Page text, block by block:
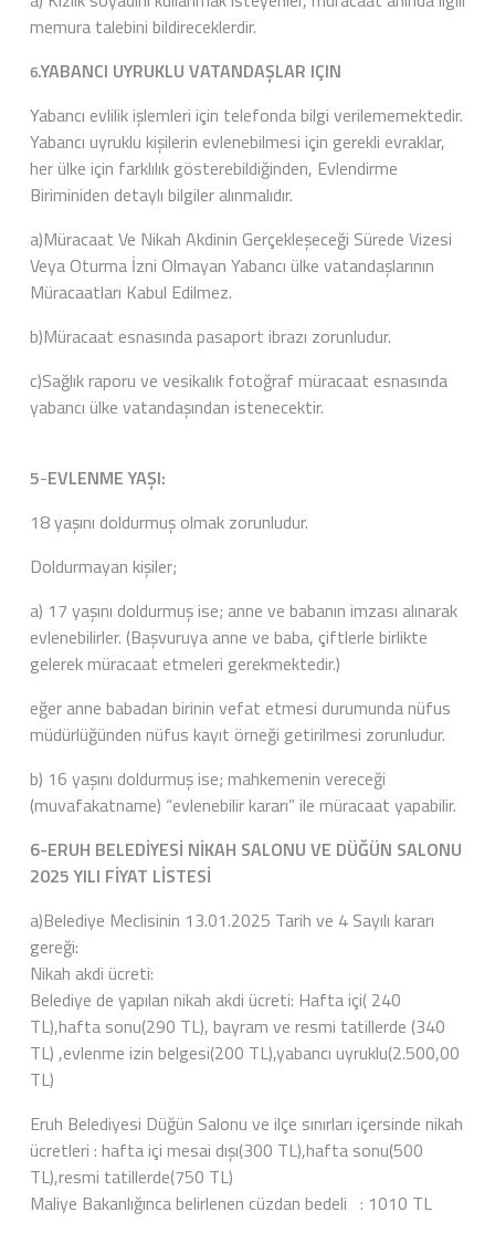
memura talebini bildireceklerdir.
6.YABANCI UYRUKLU VATANDAŞLAR IÇIN
Yabancı evlilik işlemleri için telefonda bilgi verilememektedir.
Yabancı uyruklu kişilerin evlenebilmesi için gerekli evraklar,
her ülke için farklılık gösterebildiğinden, Evlendirme
Biriminiden detaylı bilgiler alınmalıdır.
a)Müracaat Ve Nikah Akdinin Gerçekleşeceği Sürede Vizesi
Veya Oturma İzni Olmayan Yabancı ülke vatandaşlarının
Müracaatları Kabul Edilmez.
b)Müracaat esnasında pasaport ibrazı zorunludur.
c)Sağlık raporu ve vesikalık fotoğraf müracaat esnasında
yabancı ülke vatandaşından istenecektir.
5-EVLENME YAŞI:
18 yaşını doldurmuş olmak zorunludur.
Doldurmayan kişiler;
a) 17 yaşını doldurmuş ise; anne ve babanın imzası alınarak
evlenebilirler. (Başvuruya anne ve baba, çiftlerle birlikte
gelerek müracaat etmeleri gerekmektedir.)
eğer anne babadan birinin vefat etmesi durumunda nüfus
müdürlüğünden nüfus kayıt örneği getirilmesi zorunludur.
b) 16 yaşını doldurmuş ise; mahkemenin vereceği
(muvafakatname) “evlenebilir kararı” ile müracaat yapabilir.
6-ERUH BELEDİYESİ NİKAH SALONU VE DÜĞÜN SALONU
2025 YILI FİYAT LİSTESİ
a)Belediye Meclisinin 13.01.2025 Tarih ve 4 Sayılı kararı
gereği:
Nikah akdi ücreti:
Belediye de yapılan nikah akdi ücreti: Hafta içi( 240
TL),hafta sonu(290 TL), bayram ve resmi tatillerde (340
TL) ,evlenme izin belgesi(200 TL),yabancı uyruklu(2.500,00
TL)
Eruh Belediyesi Düğün Salonu ve ilçe sınırları içersinde nikah
ücretleri : hafta içi mesai dışı(300 TL),hafta sonu(500
TL),resmi tatillerde(750 TL)
Maliye Bakanlığınca belirlenen cüzdan bedeli : 1010 TL